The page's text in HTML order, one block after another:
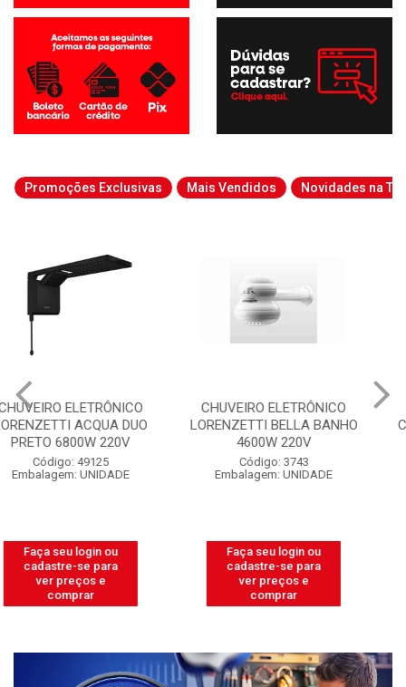
Promoções Exclusivas Mais Vendidos Novidades na
CHUVEIRO ELETRÔNICO
LORENZETTI BELLA BANHO
4600W 220V
Código: 3743
Embalagem: UNIDADE
Faça seu login ou
cadastre-se para
ver preços e
comprar
CHUVEIRO LUCONI
COMPLETO BRANCO N°06
COM REGISTRO
Código: 11638
Embalagem: UNIDADE
Faça seu login ou
cadastre-se para
ver preços e
comprar